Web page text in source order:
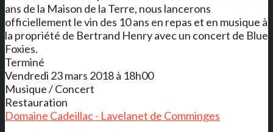
ans de la Maison de la Terre, nous lancerons
officiellement le vin des 10 ans en repas et en musique à
la propriété de Bertrand Henry avec un concert de Blue
Foxies.
Terminé
Vendredi 23 mars 2018 à 18h00
Musique / Concert
Restauration
Domaine Cadeillac - Lavelanet de Comminges